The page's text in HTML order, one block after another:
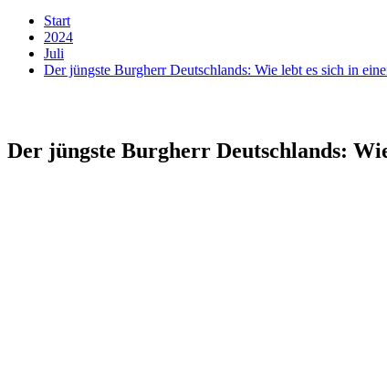
Start
2024
Juli
Der jüngste Burgherr Deutschlands: Wie lebt es sich in
Der jüngste Burgherr Deutschlands: